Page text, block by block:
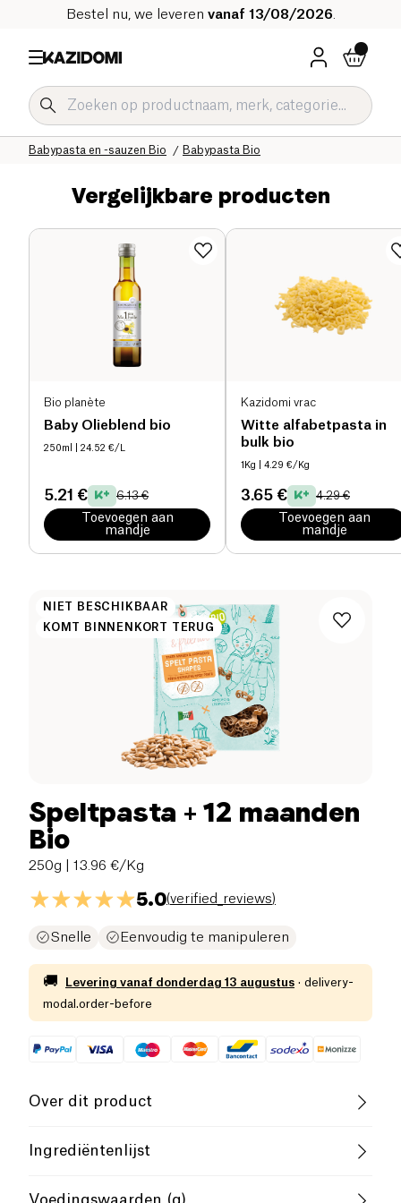
Bestel nu, we leveren vanaf 13/08/2026
Babypasta Bio
Babypasta en -sauzen Bio
Babyvoeding Bio
Baby & Kind
Home
Vergelijkbare producten
Bio planète
Baby Olieblend bio
250ml | 24.52 €/L
5.21 € 6.13 €
Toevoegen aan
mandje
Kazidomi vrac
Witte alfabetpasta in
bulk bio
1Kg | 4.29 €/Kg
3.65 € 4.29 €
Toevoegen aan
mandje
NIET BESCHIKBAAR
KOMT BINNENKORT TERUG
Speltpasta + 12 maanden
Bio
250g | 13.96 €/Kg
5.0(verified_reviews)
Snelle Eenvoudig te manipuleren
🚚 Levering vanaf donderdag 13 augustus · delivery-
modal.order-before
Over dit product
Laag zout
Ingrediëntenlijst